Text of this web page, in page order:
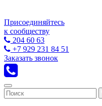
Присоединяйтесь
к сообществу
204 60 63
+7 929 231 84 51
Заказать звонок